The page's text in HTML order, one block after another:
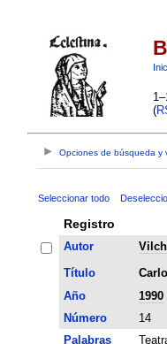
(
Opciones de búsqueda y
Seleccionar todo
Registro
Autor
Título
Año
1990
Número
14
Palabras